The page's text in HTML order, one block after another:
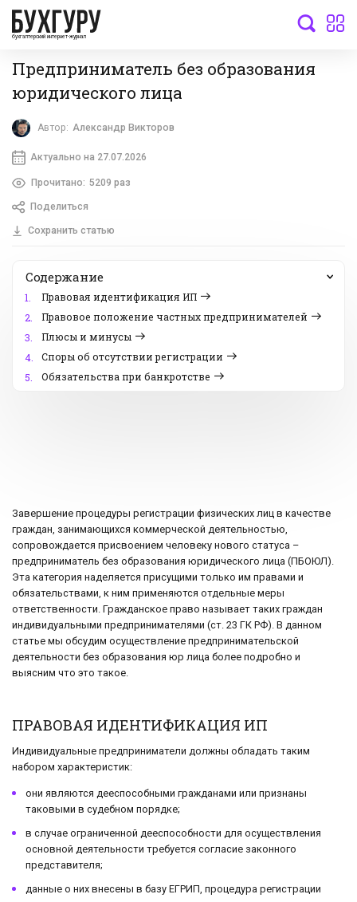
бухгалтерский интернет-журнал
Предприниматель без образования
юридического лица
Автор: Александр Викторов
Актуально на 27.07.2026
Прочитано: 5209 раз
Поделиться
Сохранить статью
Содержание
1.
Правовая идентификация ИП
2.
Правовое положение частных предпринимателей
3.
Плюсы и минусы
4.
Споры об отсутствии регистрации
5.
Обязательства при банкротстве
Завершение процедуры регистрации физических лиц в качестве
граждан, занимающихся коммерческой деятельностью,
сопровождается присвоением человеку нового статуса –
предприниматель без образования юридического лица (ПБОЮЛ).
Эта категория наделяется присущими только им правами и
обязательствами, к ним применяются отдельные меры
ответственности. Гражданское право называет таких граждан
индивидуальными предпринимателями (ст. 23 ГК РФ). В данном
статье мы обсудим осуществление предпринимательской
деятельности без образования юр лица более подробно и
выясним что это такое.
ПРАВОВАЯ ИДЕНТИФИКАЦИЯ ИП
Индивидуальные предприниматели должны обладать таким
набором характеристик:
они являются дееспособными гражданами или признаны
таковыми в судебном порядке;
в случае ограниченной дееспособности для осуществления
основной деятельности требуется согласие законного
представителя;
данные о них внесены в базу ЕГРИП, процедура регистрации